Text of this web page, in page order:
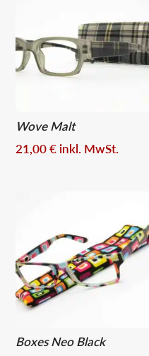
Wove Malt
21,00€ inkl. MwSt.
Boxes Neo Black